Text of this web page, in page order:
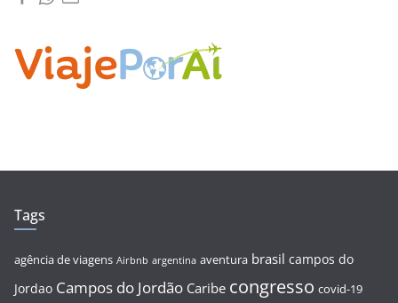
Tags
agência de viagens Airbnb argentina aventura brasil campos do
Jordao Campos do Jordão Caribe congresso covid-19